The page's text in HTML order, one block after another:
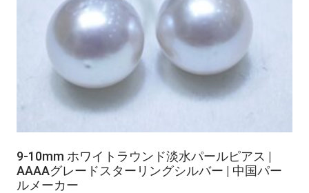
9-10mm ホワイトラウンド淡水パールピアス |
AAAAグレードスターリングシルバー | 中国パー
ルメーカー